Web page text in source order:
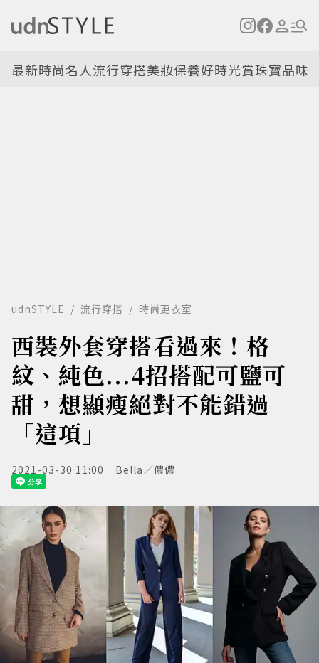
最新時尚名人流行穿搭美妝保養好時光賞珠寶品味
udnSTYLE 流行穿搭 時尚更衣室
西裝外套穿搭看過來！格
紋、純色...4招搭配可鹽可
甜，想顯瘦絕對不能錯過
「這項」
2021-03-30 11:00 Bella／儂儂